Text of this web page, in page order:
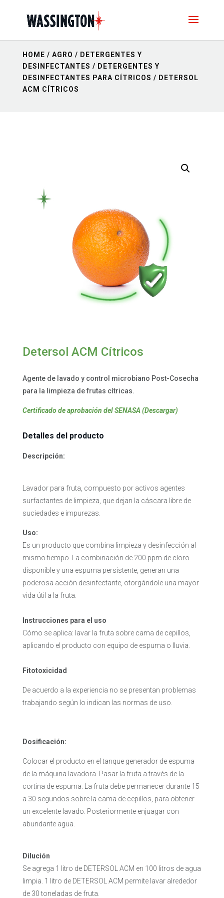
HOME / AGRO / DETERGENTES Y
DESINFECTANTES / DETERGENTES Y
DESINFECTANTES PARA CÍTRICOS / DETERSOL
ACM CÍTRICOS
Detersol ACM Cítricos
Agente de lavado y control microbiano Post-Cosecha
para la limpieza de frutas cítricas.
Certificado de aprobación del SENASA (Descargar)
Detalles del producto
Descripción:
Lavador para fruta, compuesto por activos agentes
surfactantes de limpieza, que dejan la cáscara libre de
suciedades e impurezas.
Uso:
Es un producto que combina limpieza y desinfección al
mismo tiempo. La combinación de 200 ppm de cloro
disponible y una espuma persistente, generan una
poderosa acción desinfectante, otorgándole una mayor
vida útil a la fruta.
Instrucciones para el uso
Cómo se aplica: lavar la fruta sobre cama de cepillos,
aplicando el producto con equipo de espuma o lluvia.
Fitotoxicidad
De acuerdo a la experiencia no se presentan problemas
trabajando según lo indican las normas de uso.
Dosificación:
Colocar el producto en el tanque generador de espuma
de la máquina lavadora. Pasar la fruta a través de la
cortina de espuma. La fruta debe permanecer durante 15
a 30 segundos sobre la cama de cepillos, para obtener
un excelente lavado. Posteriormente enjuagar con
abundante agua.
Dilución
Se agrega 1 litro de DETERSOL ACM en 100 litros de agua
limpia. 1 litro de DETERSOL ACM permite lavar alrededor
de 30 toneladas de fruta.